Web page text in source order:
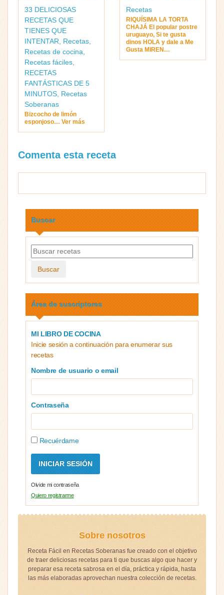
33 DELICIOSAS
RECETAS QUE
TIENES QUE
INTENTAR, Recetas,
Recetas de cocina,
Recetas fáciles,
RECETAS
FANTÁSTICAS DE 5
MINUTOS, Recetas
Soberanas
Bizcocho de limón
esponjoso… Ver más
Recetas
RIQUÍSIMA LA TORTA
CHAJÁ El popular postre
uruguayo, Si te gusta
dinos HOLA y dale a Me
Gusta MIREN…
Comenta esta receta
Buscar
Buscar
Área de suscriptores
MI LIBRO DE COCINA
Inicie sesión a continuación para enumerar sus
recetas
Nombre de usuario o email
Contraseña
Recuérdame
Olvide mi contraseña
Quiero registrarme
Sobre nosotros
Receta Fácil en Recetas Soberanas fue creado con el objetivo
de traer deliciosas recetas para ti que buscas algo que hacer y
preparar esa receta sabrosa en el día, práctica y rápida, hasta
las más elaboradas aprovechan nuestra colección de recetas.